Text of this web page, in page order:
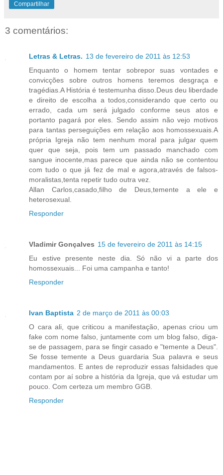
Compartilhar
3 comentários:
Letras & Letras. 13 de fevereiro de 2011 às 12:53
Enquanto o homem tentar sobrepor suas vontades e
convicções sobre outros homens teremos desgraça e
tragédias.A História é testemunha disso.Deus deu liberdade
e direito de escolha a todos,considerando que certo ou
errado, cada um será julgado conforme seus atos e
portanto pagará por eles. Sendo assim não vejo motivos
para tantas perseguições em relação aos homossexuais.A
própria Igreja não tem nenhum moral para julgar quem
quer que seja, pois tem um passado manchado com
sangue inocente,mas parece que ainda não se contentou
com tudo o que já fez de mal e agora,através de falsos-
moralistas,tenta repetir tudo outra vez.
Allan Carlos,casado,filho de Deus,temente a ele e
heterosexual.
Responder
Vladimir Gonçalves 15 de fevereiro de 2011 às 14:15
Eu estive presente neste dia. Só não vi a parte dos
homossexuais... Foi uma campanha e tanto!
Responder
Ivan Baptista 2 de março de 2011 às 00:03
O cara ali, que criticou a manifestação, apenas criou um
fake com nome falso, juntamente com um blog falso, diga-
se de passagem, para se fingir casado e "temente a Deus".
Se fosse temente a Deus guardaria Sua palavra e seus
mandamentos. E antes de reproduzir essas falsidades que
contam por aí sobre a história da Igreja, que vá estudar um
pouco. Com certeza um membro GGB.
Responder